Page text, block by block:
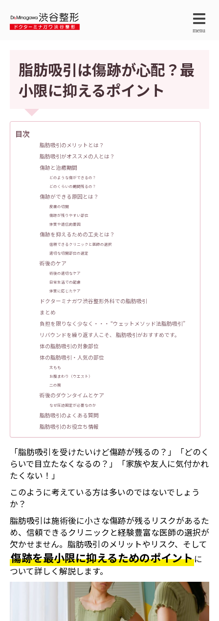
menu
脂肪吸引は傷跡が心配？最
小限に抑えるポイント
目次
脂肪吸引のメリットとは？
脂肪吸引がオススメの人とは？
傷跡と治癒期間
どのような傷ができるの？
どのくらいの期間残るの？
傷跡ができる原因とは？
皮膚の切開
傷跡が残りやすい部位
体質や遺伝的要因
傷跡を抑えるための工夫とは？
信頼できるクリニックと医師の選択
適切な切開部位の選定
術後のケア
術後の適切なケア
日常生活での配慮
体質に応じたケア
ドクターミナガワ渋谷整形外科での脂肪吸引
まとめ
負担を限りなく少なく・・・ “ウェットメソッド法脂肪吸引”
リバウンドを繰り返す人こそ、 脂肪吸引がおすすめです。
体の脂肪吸引の対象部位
体の脂肪吸引・人気の部位
太もも
お腹まわり（ウエスト）
二の腕
術後のダウンタイムとケア
なぜ圧迫固定が必要なのか
脂肪吸引のよくある質問
脂肪吸引のお役立ち情報
「脂肪吸引を受けたいけど傷跡が残るの？」「どのく
らいで目立たなくなるの？」「家族や友人に気付かれ
たくない！」
このように考えている方は多いのではないでしょう
か？
脂肪吸引は施術後に小さな傷跡が残るリスクがあるた
め、信頼できるクリニックと経験豊富な医師の選択が
欠かせません。脂肪吸引のメリットやリスク、そして
傷跡を最小限に抑えるためのポイントに
ついて詳しく解説します。